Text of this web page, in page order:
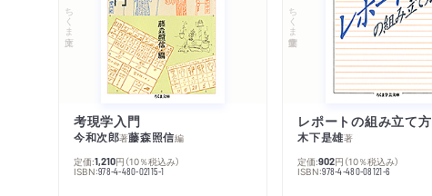
ちくま文庫
考現学入門
今和次郎著藤森照信編
定価:1,210円 （10％税込み）
ISBN:978-4-480-02115-1
ちくま学芸文庫
レポートの組み立て方
木下是雄著
定価:902円 （10％税込み）
ISBN:978-4-480-08121-6